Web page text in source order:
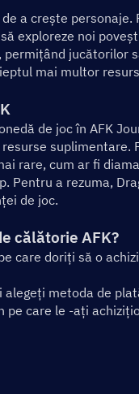
a crește personaje.
exploreze noi
jucătorilor
mai multor
de joc în AFK
suplimentare.
rare, cum ar fi
Pentru a rezuma,
de joc.
călătorie AFK?
care doriți să o
alegeți metoda de
pe care le -ați